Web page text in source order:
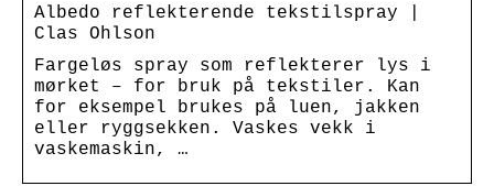
Albedo reflekterende tekstilspray |
Clas Ohlson
Fargeløs spray som reflekterer lys i
mørket – for bruk på tekstiler. Kan
for eksempel brukes på luen, jakken
eller ryggsekken. Vaskes vekk i
vaskemaskin, …